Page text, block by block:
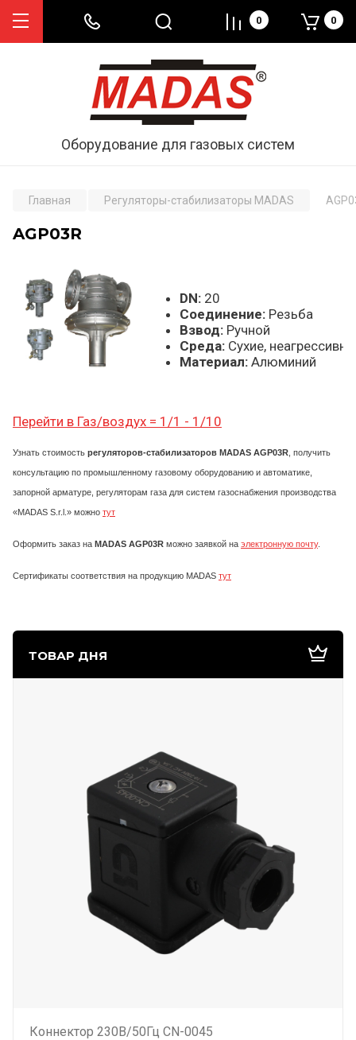
Оборудование для газовых систем
0 0
ТОВАР ДНЯ
Коннектор 230В/50Гц CN-0045
Главная Регуляторы-стабилизаторы MADAS
AGP03R
DN:20
Соединение:Резьба
Взвод:Ручной
Среда:Сухие,
Материал:Алюминий
Перейти в Газ/воздух = 1/1 - 1/10
Узнать стоимость регуляторов-стабилизаторов MADAS AGP03R , получить
консультацию по промышленному газовому оборудованию и автоматике,
запорной арматуре, регуляторам газа для систем газоснабжения производства
«MADAS S.r.l.» можно тут
Оформить заказ на MADAS AGP03R можно заявкой на электронную почту.
Сертификаты соответствия на продукцию MADAS тут